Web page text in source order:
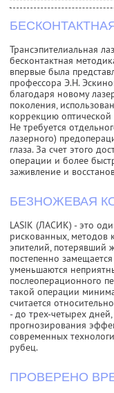
Трансэпителиальная
бесконтактная
впервые была
профессора Э.Н.
благодаря новому
поколения,
коррекцию оптической
Не требуется
лазерного)
глаза. За счет этого
операции и более
заживление и
БЕЗНОЖЕВАЯ
LASIK (ЛАСИК) - это
рискованных, методов
эпителий, потерявший
постепенно
уменьшаются
послеоперационного
такой операции
считается
- до трех-четырех
прогнозирования
современных
рубец.
ПРОВЕРЕНО